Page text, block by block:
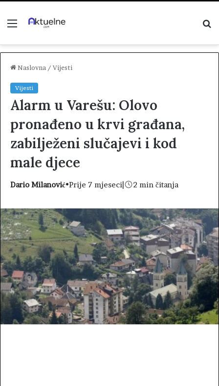
Menu
Naslovna / Vijesti
Vijesti
Alarm u Varešu: Olovo
pronađeno u krvi građana,
zabilježeni slučajevi i kod
male djece
Dario Milanović•Prije 7 mjeseci| 2 min čitanja